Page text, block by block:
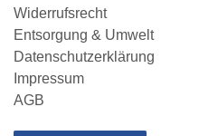
Widerrufsrecht
Entsorgung & Umwelt
Datenschutzerklärung
Impressum
AGB